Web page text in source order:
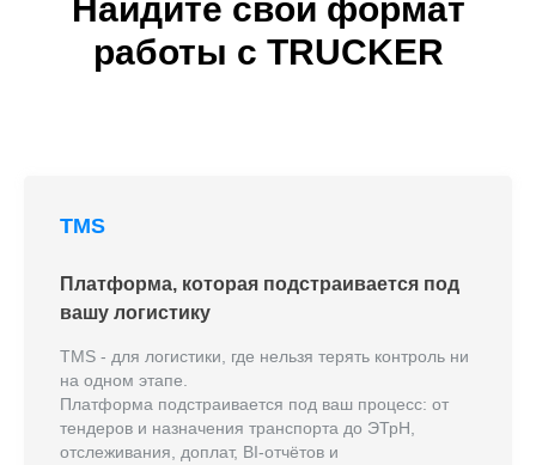
Найдите свой формат
работы с TRUCKER
TMS
Платформа, которая подстраивается под
вашу логистику
TMS - для логистики, где нельзя терять контроль ни
на одном этапе.
Платформа подстраивается под ваш процесс: от
тендеров и назначения транспорта до ЭТрН,
отслеживания, доплат, BI-отчётов и